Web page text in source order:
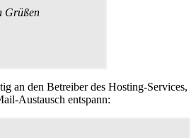
Grüßen
an den Betreiber des Hosting-Services,
Austausch entspann: